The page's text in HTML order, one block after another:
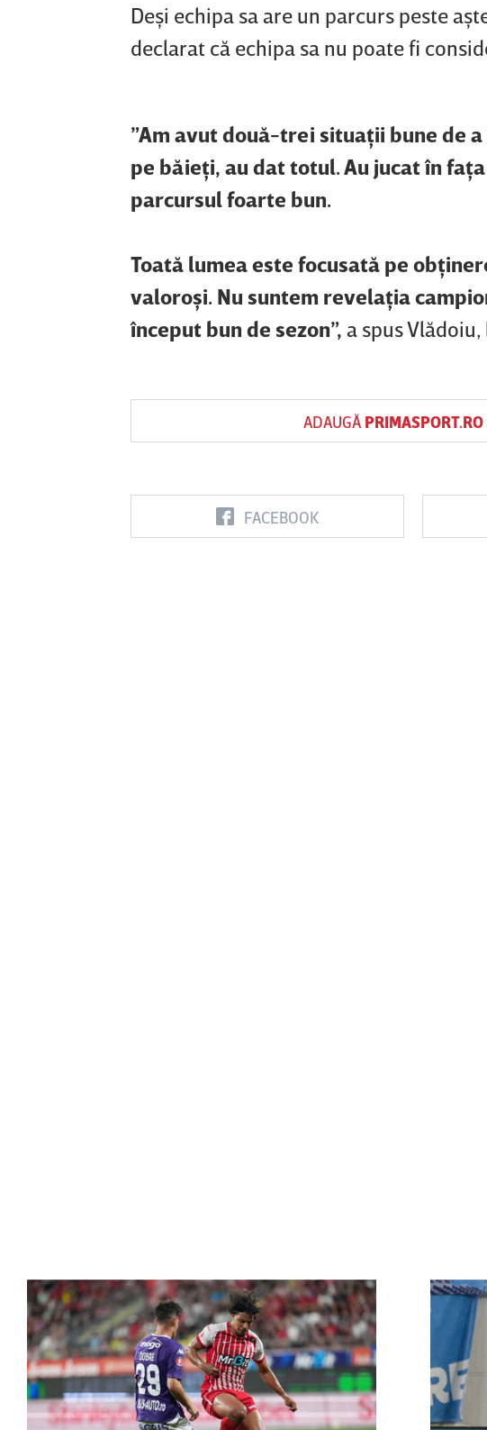
Deşi echipa sa are un parcurs peste
declarat că echipa sa nu poate fi
”Am avut două-trei situaţii bune de
pe băieţi, au dat totul. Au jucat în
parcursul foarte bun.
Toată lumea este focusată pe
valoroşi. Nu suntem revelaţia
început bun de sezon”, a spus
ADAUGĂ PRIMASPORT.RO
FACEBOOK